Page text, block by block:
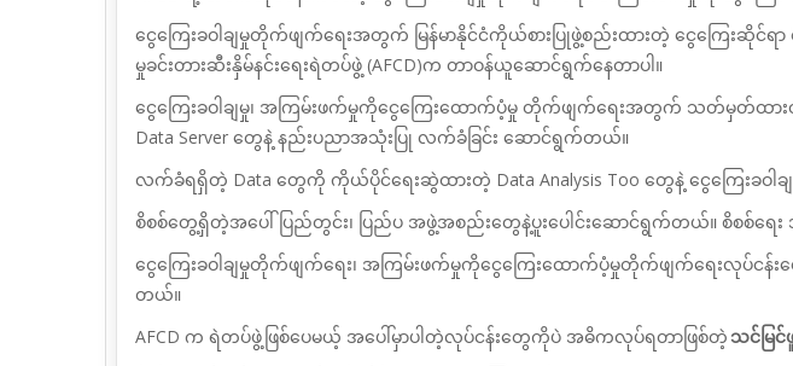
ငွေကြေးခဝါချမှုတိုက်ဖျက်ရေးအတွက် မြန်မာနိုင်ငံကိုယ်စားပြုဖွဲ့စည်းထားတဲ့ ငွေကြေးဆိုင်ရာ
မှုခင်းတားဆီးနှိမ်နင်းရေးရဲတပ်ဖွဲ့ (AFCD)က တာဝန်ယူဆောင်ရွက်နေတာပါ။
ငွေကြေးခဝါချမှု၊ အကြမ်းဖက်မှုကိုငွေကြေးထောက်ပံ့မှု တိုက်ဖျက်ရေးအတွက် သတ်မှတ်ထားတဲ့
Data Server တွေနဲ့ နည်းပညာအသုံးပြု လက်ခံခြင်း ဆောင်ရွက်တယ်။
လက်ခံရရှိတဲ့ Data တွေကို ကိုယ်ပိုင်ရေးဆွဲထားတဲ့ Data Analysis Too တွေနဲ့ ငွေကြေးခဝါ
စိစစ်တွေ့ရှိတဲ့အပေါ် ပြည်တွင်း၊ ပြည်ပ အဖွဲ့အစည်းတွေနဲ့ပူးပေါင်းဆောင်ရွက်တယ်။ စိစစ်ရေ
ငွေကြေးခဝါချမှုတိုက်ဖျက်ရေး၊ အကြမ်းဖက်မှုကိုငွေကြေးထောက်ပံ့မှုတိုက်ဖျက်ရေးလုပ်
တယ်။
AFCD က ရဲတပ်ဖွဲ့ဖြစ်ပေမယ့် အပေါ်မှာပါတဲ့လုပ်ငန်းတွေကိုပဲ အဓိကလုပ်ရတာဖြစ်တဲ့သင်မြင်